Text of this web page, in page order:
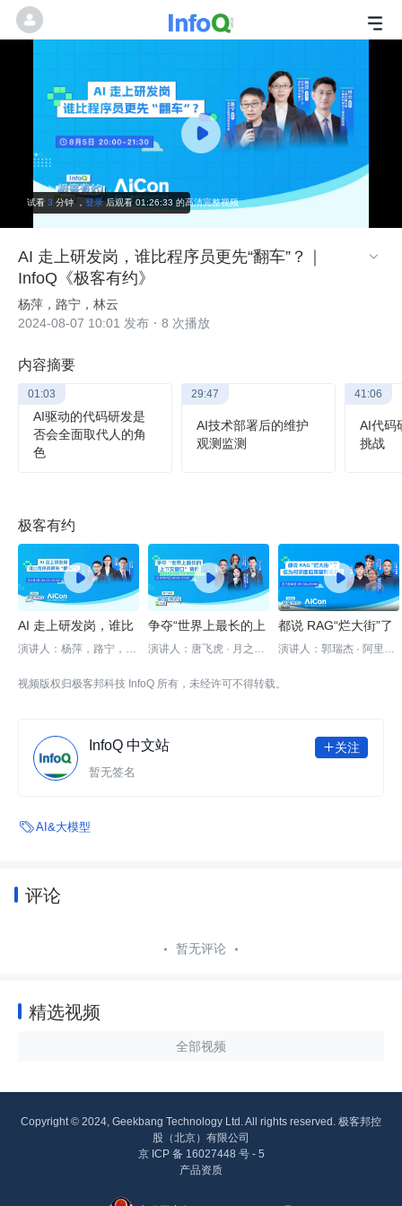
试看 3分钟 登录后观看 01:26:33 的高清完整视频
AI 走上研发岗，谁比程序员更先“翻车”？｜
InfoQ《极客有约》

杨萍，路宁，林云
2024-08-07 10:01 发布
8 次播放
内容摘要
01:03
AI驱动的代码研发是
否会全面取代人的角
色
29:47
AI技术部署后的维护
观测监测
41:06
AI代码
挑战
极客有约

AI 走上研发岗，谁比
程序员更先“翻车”？
演讲人：杨萍，路宁，林

争夺“世界上最长的上
下文窗口”背后 ——
RAG 的终结？ | Info
演讲人：唐飞虎 · 月之暗

都说 RAG“烂大街”了
但为何深度应用寥寥
演讲人：郭瑞杰 · 阿里巴
视频版权归极客邦科技 InfoQ 所有，未经许可不得转载。
InfoQ 中文站 关注
暂无签名
AI&大模型
评论
暂无评论
精选视频
全部视频
Copyright © 2024, Geekbang Technology Ltd. All rights reserved. 极客邦控
股（北京）有限公司
京 ICP 备 16027448 号 - 5
产品资质